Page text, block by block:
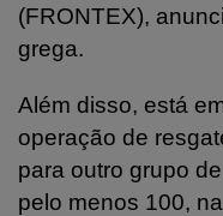
(FRONTEX),
grega.
Além disso, está
operação de
para outro grupo
pelo menos 100,